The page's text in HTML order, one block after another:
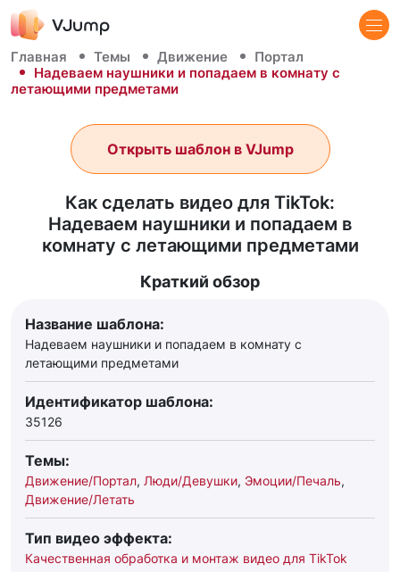
Главная Темы Движение
Портал
Надеваем наушники и попадаем в комнату с
летающими предметами
Как сделать видео для TikTok:
Надеваем наушники и попадаем в
комнату с летающими предметами
Открыть шаблон в VJump
Краткий обзор
Название шаблона:
Надеваем наушники и попадаем в комнату с
летающими предметами
Идентификатор шаблона:
35126
Темы:
Движение/Портал, Люди/Девушки, Эмоции/Печаль,
Движение/Летать
Тип видео эффекта:
Качественная обработка и монтаж видео для TikTok